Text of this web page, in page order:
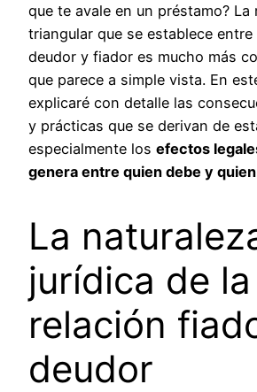
que te avale en un préstamo? La
triangular que se establece entre
deudor y fiador es mucho más
que parece a simple vista. En
explicaré con detalle las
y prácticas que se derivan de
especialmente los efectos
genera entre quien debe y
La
jurídica de la
relación
deudor